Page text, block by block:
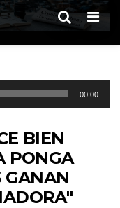
00:00
BIEN
PONGA
GANAN